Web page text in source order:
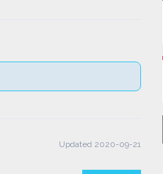
Updated 2020-09-21